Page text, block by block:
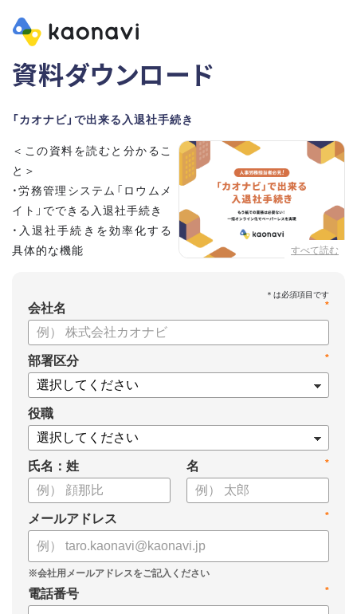
資料ダウンロード
「カオナビ」で出来る入退社手続き
すべて読む
＜この資料を読むと分かるこ
と＞
・労務管理システム「ロウムメ
イト」でできる入退社手続き
・入退社手続きを効率化する
具体的な機能
*
会社名
*
部署区分
役職
氏名：姓 *
名
*
メールアドレス
*
電話番号